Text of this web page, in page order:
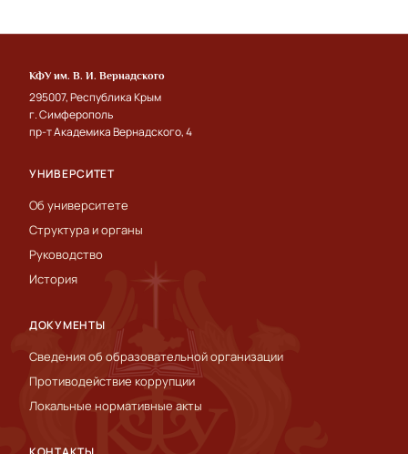
КФУ им. В. И. Вернадского
295007, Республика Крым
г. Симферополь
пр-т Академика Вернадского, 4
УНИВЕРСИТЕТ
Об университете
Структура и органы
Руководство
История
ДОКУМЕНТЫ
Сведения об образовательной организации
Противодействие коррупции
Локальные нормативные акты